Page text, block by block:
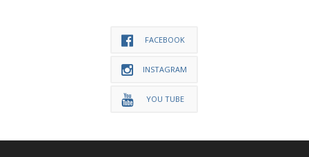
FACEBOOK
INSTAGRAM
YOU TUBE